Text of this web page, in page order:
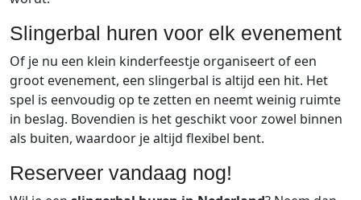
Slingerbal huren voor elk evenement
Of je nu een klein kinderfeestje organiseert of een
groot evenement, een slingerbal is altijd een hit. Het
spel is eenvoudig op te zetten en neemt weinig ruimte
in beslag. Bovendien is het geschikt voor zowel binnen
als buiten, waardoor je altijd flexibel bent.
Reserveer vandaag nog!